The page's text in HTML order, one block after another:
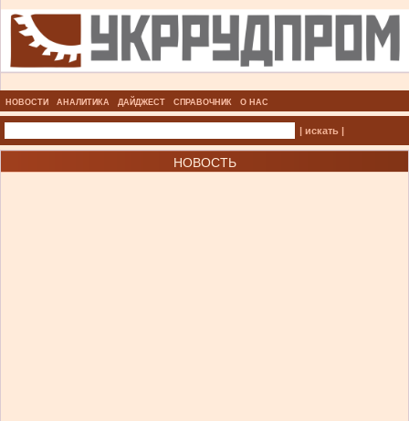
НОВОСТИ АНАЛИТИКА ДАЙДЖЕСТ СПРАВОЧНИК О НАС
| искать |
НОВОСТЬ